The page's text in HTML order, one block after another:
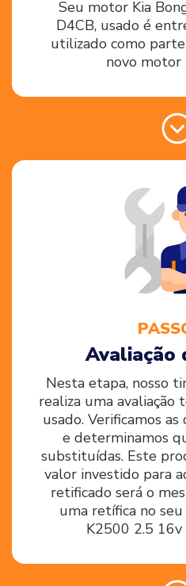
Seu motor Kia
D4CB, usado é
utilizado como
novo motor
Avaliação
Nesta etapa, nosso
realiza uma avaliação
usado. Verificamos as
e determinamos
substituídas. Este
valor investido para
retificado será o
uma retífica no
K2500 2.5 16v